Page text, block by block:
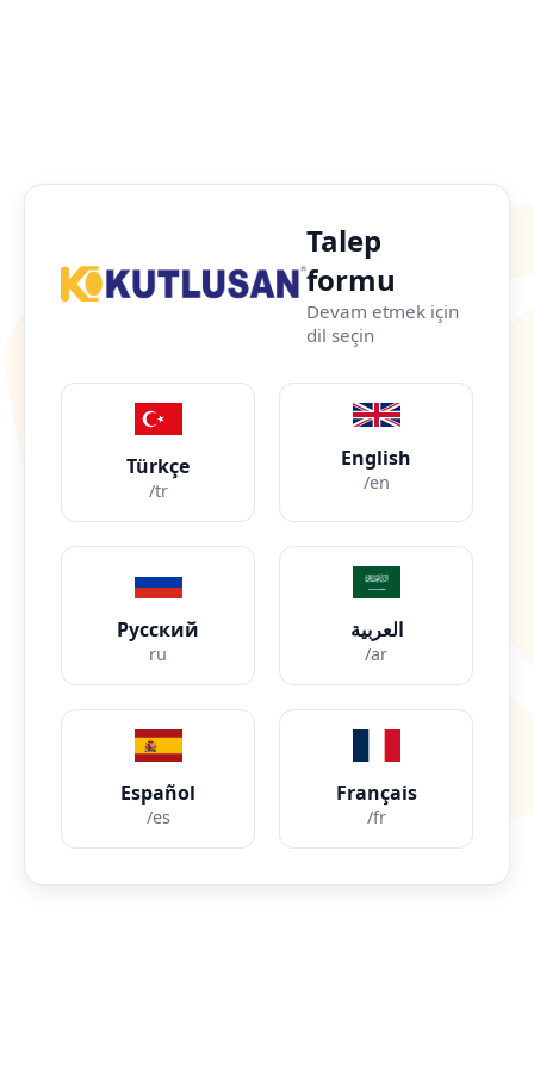
Talep
formu
Devam etmek için
dil seçin
Türkçe
/tr
English
/en
Русский
ru
العربية
/ar
Español
/es
Français
/fr